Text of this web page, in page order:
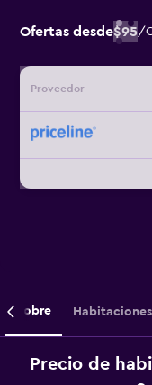
Ofertas desde$95/
Proveedor
Sobre Habitaciones
Precio de